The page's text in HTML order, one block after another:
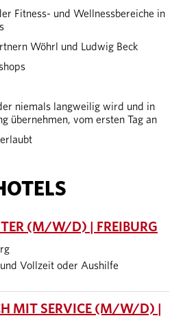
Fitness- und Wellnessbereiche in
Wöhrl und Ludwig Beck
niemals langweilig wird und in
übernehmen, vom ersten Tag an
(M/W/D) | FREIBURG
Vollzeit oder Aushilfe
MIT SERVICE (M/W/D) |